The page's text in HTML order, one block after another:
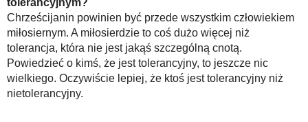
Chrześcijanin powinien być przede wszystkim człowiekiem
miłosiernym. A miłosierdzie to coś dużo więcej niż
tolerancja, która nie jest jakąś szczególną cnotą.
Powiedzieć o kimś, że jest tolerancyjny, to jeszcze nic
wielkiego. Oczywiście lepiej, że ktoś jest tolerancyjny niż
nietolerancyjny.